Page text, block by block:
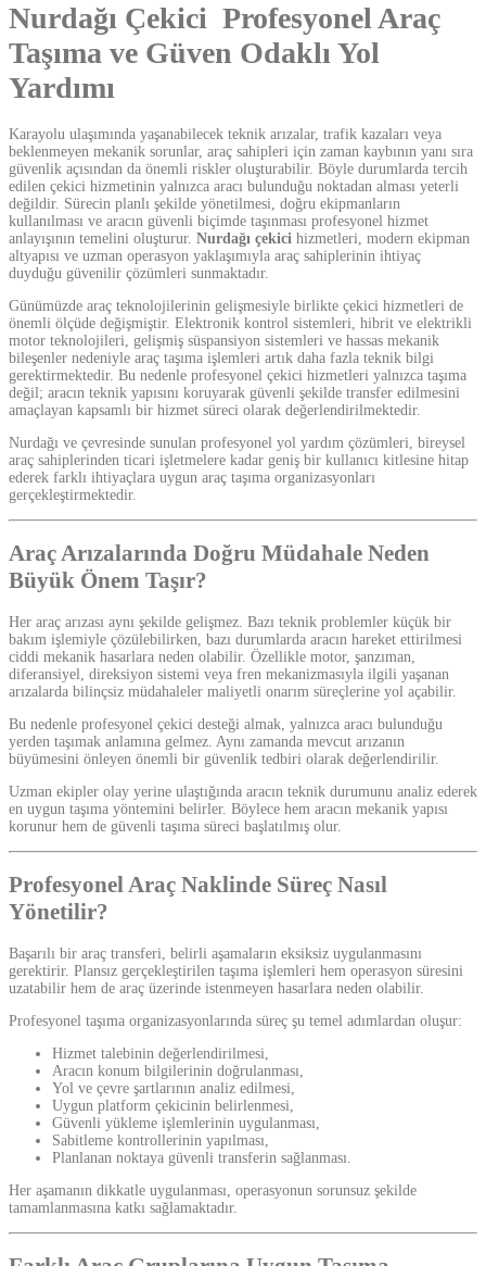
Nurdağı Çekici Profesyonel Araç
Taşıma ve Güven Odaklı Yol
Yardımı
Karayolu ulaşımında yaşanabilecek teknik arızalar, trafik kazaları veya
beklenmeyen mekanik sorunlar, araç sahipleri için zaman kaybının yanı sıra
güvenlik açısından da önemli riskler oluşturabilir. Böyle durumlarda tercih
edilen çekici hizmetinin yalnızca aracı bulunduğu noktadan alması yeterli
değildir. Sürecin planlı şekilde yönetilmesi, doğru ekipmanların
kullanılması ve aracın güvenli biçimde taşınması profesyonel hizmet
anlayışının temelini oluşturur. Nurdağı çekici hizmetleri, modern ekipman
altyapısı ve uzman operasyon yaklaşımıyla araç sahiplerinin ihtiyaç
duyduğu güvenilir çözümleri sunmaktadır.
Günümüzde araç teknolojilerinin gelişmesiyle birlikte çekici hizmetleri de
önemli ölçüde değişmiştir. Elektronik kontrol sistemleri, hibrit ve elektrikli
motor teknolojileri, gelişmiş süspansiyon sistemleri ve hassas mekanik
bileşenler nedeniyle araç taşıma işlemleri artık daha fazla teknik bilgi
gerektirmektedir. Bu nedenle profesyonel çekici hizmetleri yalnızca taşıma
değil; aracın teknik yapısını koruyarak güvenli şekilde transfer edilmesini
amaçlayan kapsamlı bir hizmet süreci olarak değerlendirilmektedir.
Nurdağı ve çevresinde sunulan profesyonel yol yardım çözümleri, bireysel
araç sahiplerinden ticari işletmelere kadar geniş bir kullanıcı kitlesine hitap
ederek farklı ihtiyaçlara uygun araç taşıma organizasyonları
gerçekleştirmektedir.
Araç Arızalarında Doğru Müdahale Neden
Büyük Önem Taşır?
Her araç arızası aynı şekilde gelişmez. Bazı teknik problemler küçük bir
bakım işlemiyle çözülebilirken, bazı durumlarda aracın hareket ettirilmesi
ciddi mekanik hasarlara neden olabilir. Özellikle motor, şanzıman,
diferansiyel, direksiyon sistemi veya fren mekanizmasıyla ilgili yaşanan
arızalarda bilinçsiz müdahaleler maliyetli onarım süreçlerine yol açabilir.
Bu nedenle profesyonel çekici desteği almak, yalnızca aracı bulunduğu
yerden taşımak anlamına gelmez. Aynı zamanda mevcut arızanın
büyümesini önleyen önemli bir güvenlik tedbiri olarak değerlendirilir.
Uzman ekipler olay yerine ulaştığında aracın teknik durumunu analiz ederek
en uygun taşıma yöntemini belirler. Böylece hem aracın mekanik yapısı
korunur hem de güvenli taşıma süreci başlatılmış olur.
Profesyonel Araç Naklinde Süreç Nasıl
Yönetilir?
Başarılı bir araç transferi, belirli aşamaların eksiksiz uygulanmasını
gerektirir. Plansız gerçekleştirilen taşıma işlemleri hem operasyon süresini
uzatabilir hem de araç üzerinde istenmeyen hasarlara neden olabilir.
Profesyonel taşıma organizasyonlarında süreç şu temel adımlardan oluşur:
Hizmet talebinin değerlendirilmesi,
Aracın konum bilgilerinin doğrulanması,
Yol ve çevre şartlarının analiz edilmesi,
Uygun platform çekicinin belirlenmesi,
Güvenli yükleme işlemlerinin uygulanması,
Sabitleme kontrollerinin yapılması,
Planlanan noktaya güvenli transferin sağlanması.
Her aşamanın dikkatle uygulanması, operasyonun sorunsuz şekilde
tamamlanmasına katkı sağlamaktadır.